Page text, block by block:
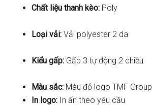
Chất liệu thanh kèo: Poly
Loại vải:Vải polyester 2 da
Kiểu gấp: Gấp 3 tự động 2 chiều
Màu sắc: Màu đỏ logo TMF Group
In logo: In ấn theo yêu cầu